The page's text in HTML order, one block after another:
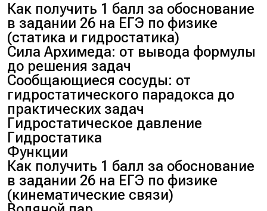
Как получить 1 балл за обоснование
в задании 26 на ЕГЭ по физике
(статика и гидростатика)
Сила Архимеда: от вывода формулы
до решения задач
Сообщающиеся сосуды: от
гидростатического парадокса до
практических задач
Гидростатическое давление
Гидростатика
Функции
Как получить 1 балл за обоснование
в задании 26 на ЕГЭ по физике
(кинематические связи)